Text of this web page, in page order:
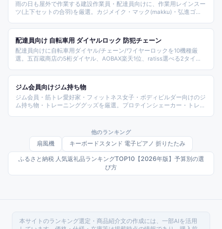
雨の日も屋外で作業する建設作業員・配達員向けに、作業用レインスー
ツ(上下セットの合羽)を厳選。カジメイク・マック(makku)・弘進ゴ
の耐水圧・蒸れにくい透湿性・動きやすいストレッチ・上下セットの使
い勝手で比較しました。濡れても蒸れず動きやすい一着選びの参考にし
てください。
配達員向け 自転車用 ダイヤルロック 防犯チェーン
配達員向けに自転車用ダイヤル/チェーン/ワイヤーロックを10機種厳
選。五百蔵商店の5桁ダイヤル、AOBAX楽天1位、ratiss選べる2タイ
Mountainrangeスペアキー付きまでバランス良く紹介する。配達中の短
時間休憩や荷物受け渡し時の盗難防止対策の選び方を整理した。
ジム会員向けジム持ち物
ジム会員・筋トレ愛好家・フィットネス女子・ボディビルダー向けのジ
ム持ち物・トレーニンググッズを厳選。プロテインシェーカー・トレー
他のランキング
扇風機 キーボードスタンド 電子ピアノ 折りたたみ
ふるさと納税 人気返礼品ランキングTOP10【2026年版】予算別の選
び方
本サイトのランキング選定・商品紹介文の作成には、一部AIを活用